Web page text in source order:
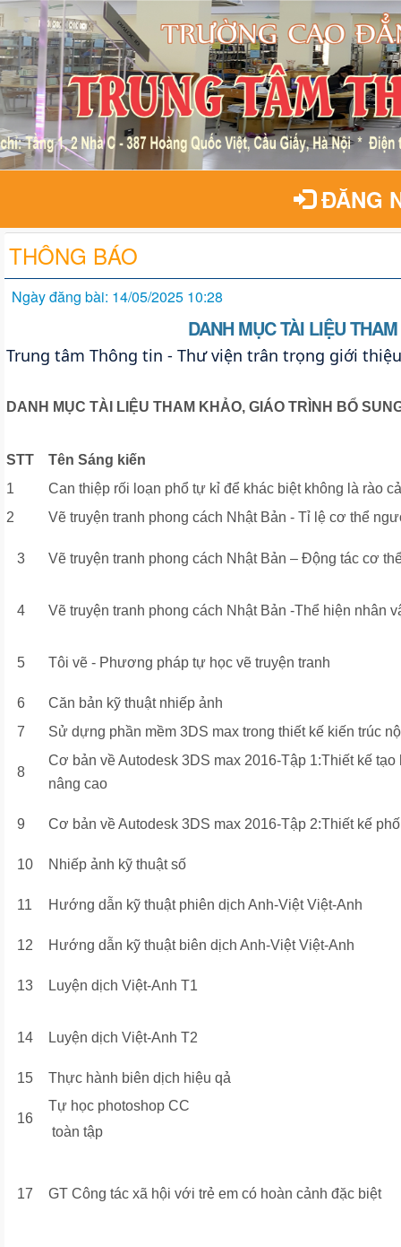
ĐĂNG
THÔNG BÁO
Ngày đăng bài: 14/05/2025 10:28
DANH MỤC TÀI LIỆU
Trung tâm Thông tin - Thư viện trân trọng giới
DANH MỤC TÀI LIỆU THAM KHẢO, GIÁO TRÌNH BỔ
STT
Tên Sáng kiến
1
Can thiệp rối loạn phổ tự kỉ để khác biệt không là rào
2
Vẽ truyện tranh phong cách Nhật Bản - Tỉ lệ cơ thể
3 Vẽ truyện tranh phong cách Nhật Bản – Động tác cơ
4 Vẽ truyện tranh phong cách Nhật Bản -Thể hiện nhân
5 Tôi vẽ - Phương pháp tự học vẽ truyện tranh
6
Căn bản kỹ thuật nhiếp ảnh
7
Sử dựng phần mềm 3DS max trong thiết kế kiến trúc
8
Cơ bản về Autodesk 3DS max 2016-Tập 1:Thiết kế
nâng cao
9 Cơ bản về Autodesk 3DS max 2016-Tập 2:Thiết kế
10 Nhiếp ảnh kỹ thuật số
11 Hướng dẫn kỹ thuật phiên dịch Anh-Việt Việt-Anh
12 Hướng dẫn kỹ thuật biên dịch Anh-Việt Việt-Anh
13 Luyện dịch Việt-Anh T1
14 Luyện dịch Việt-Anh T2
15 Thực hành biên dịch hiệu qả
16
Tự học photoshop CC
toàn tập
17 GT Công tác xã hội với trẻ em có hoàn cảnh đặc biệt